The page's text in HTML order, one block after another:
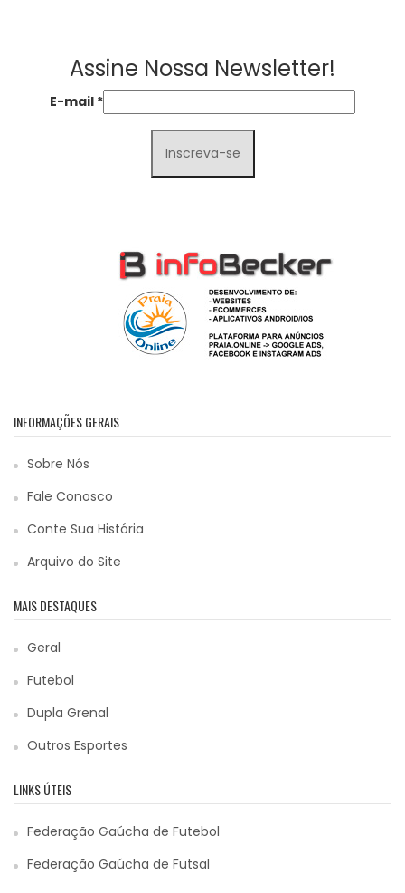
Assine Nossa Newsletter!
E-mail *
INFORMAÇÕES GERAIS
Sobre Nós
Fale Conosco
Conte Sua História
Arquivo do Site
MAIS DESTAQUES
Geral
Futebol
Dupla Grenal
Outros Esportes
LINKS ÚTEIS
Federação Gaúcha de Futebol
Federação Gaúcha de Futsal